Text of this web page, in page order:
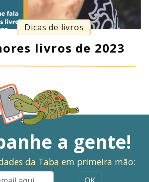
Dicas de livros
livros de 2023
a gente!
da Taba em primeira mão: